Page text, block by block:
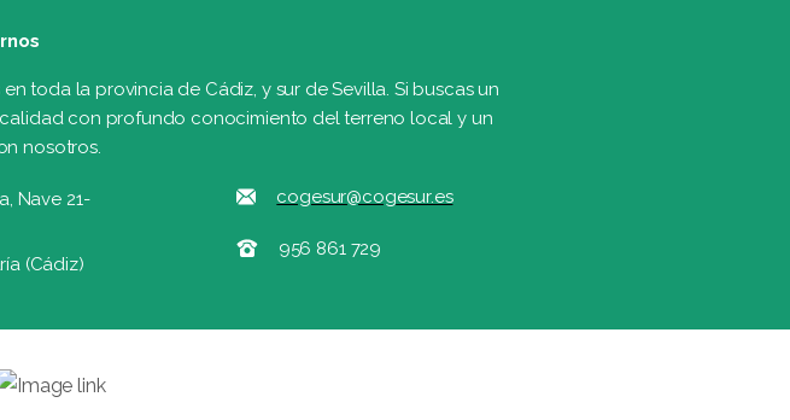
toda la provincia de Cádiz, y sur de Sevilla. Si buscas un
con profundo conocimiento del terreno local y un
nosotros.
Nave 21-
(Cádiz)
cogesur@cogesur.es
956 861 729